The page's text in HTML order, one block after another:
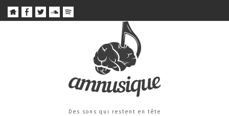
Des sons qui restent en tête